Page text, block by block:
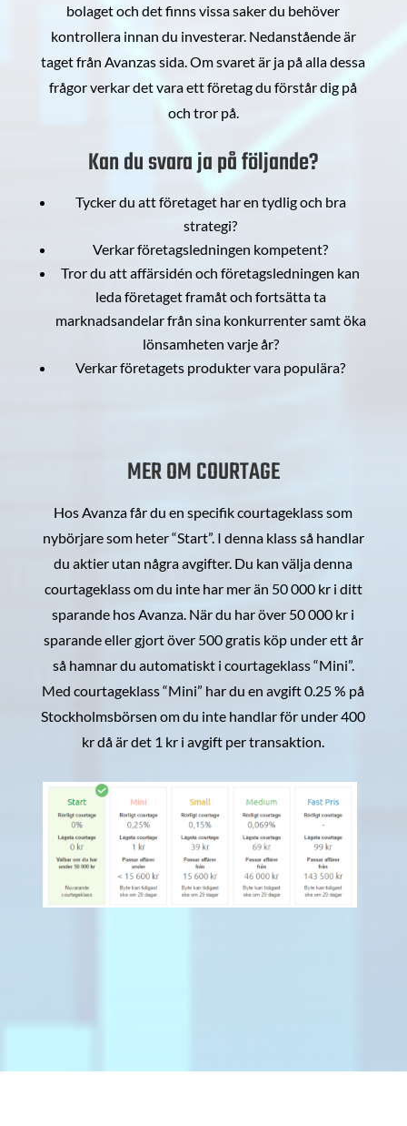
bolaget och det finns vissa saker du behöver
kontrollera innan du investerar. Nedanstående är
taget från Avanzas sida. Om svaret är ja på alla dessa
frågor verkar det vara ett företag du förstår dig på
och tror på.
Kan du svara ja på följande?
Tycker du att företaget har en tydlig och bra
strategi?
Verkar företagsledningen kompetent?
Tror du att affärsidén och företagsledningen kan
leda företaget framåt och fortsätta ta
marknadsandelar från sina konkurrenter samt öka
lönsamheten varje år?
Verkar företagets produkter vara populära?
MER OM COURTAGE
Hos Avanza får du en specifik courtageklass som
nybörjare som heter “Start”. I denna klass så handlar
du aktier utan några avgifter. Du kan välja denna
courtageklass om du inte har mer än 50 000 kr i ditt
sparande hos Avanza. När du har över 50 000 kr i
sparande eller gjort över 500 gratis köp under ett år
så hamnar du automatiskt i courtageklass “Mini”.
Med courtageklass “Mini” har du en avgift 0.25 % på
Stockholmsbörsen om du inte handlar för under 400
kr då är det 1 kr i avgift per transaktion.